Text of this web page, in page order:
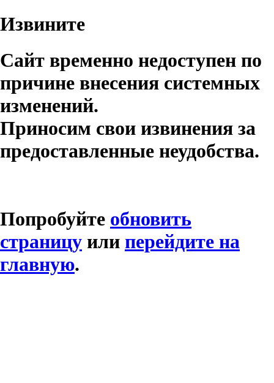
Извините
Сайт временно недоступен по
причине внесения системных
изменений.
Приносим свои извинения за
предоставленные неудобства.
Попробуйте обновить
страницу или перейдите на
главную.